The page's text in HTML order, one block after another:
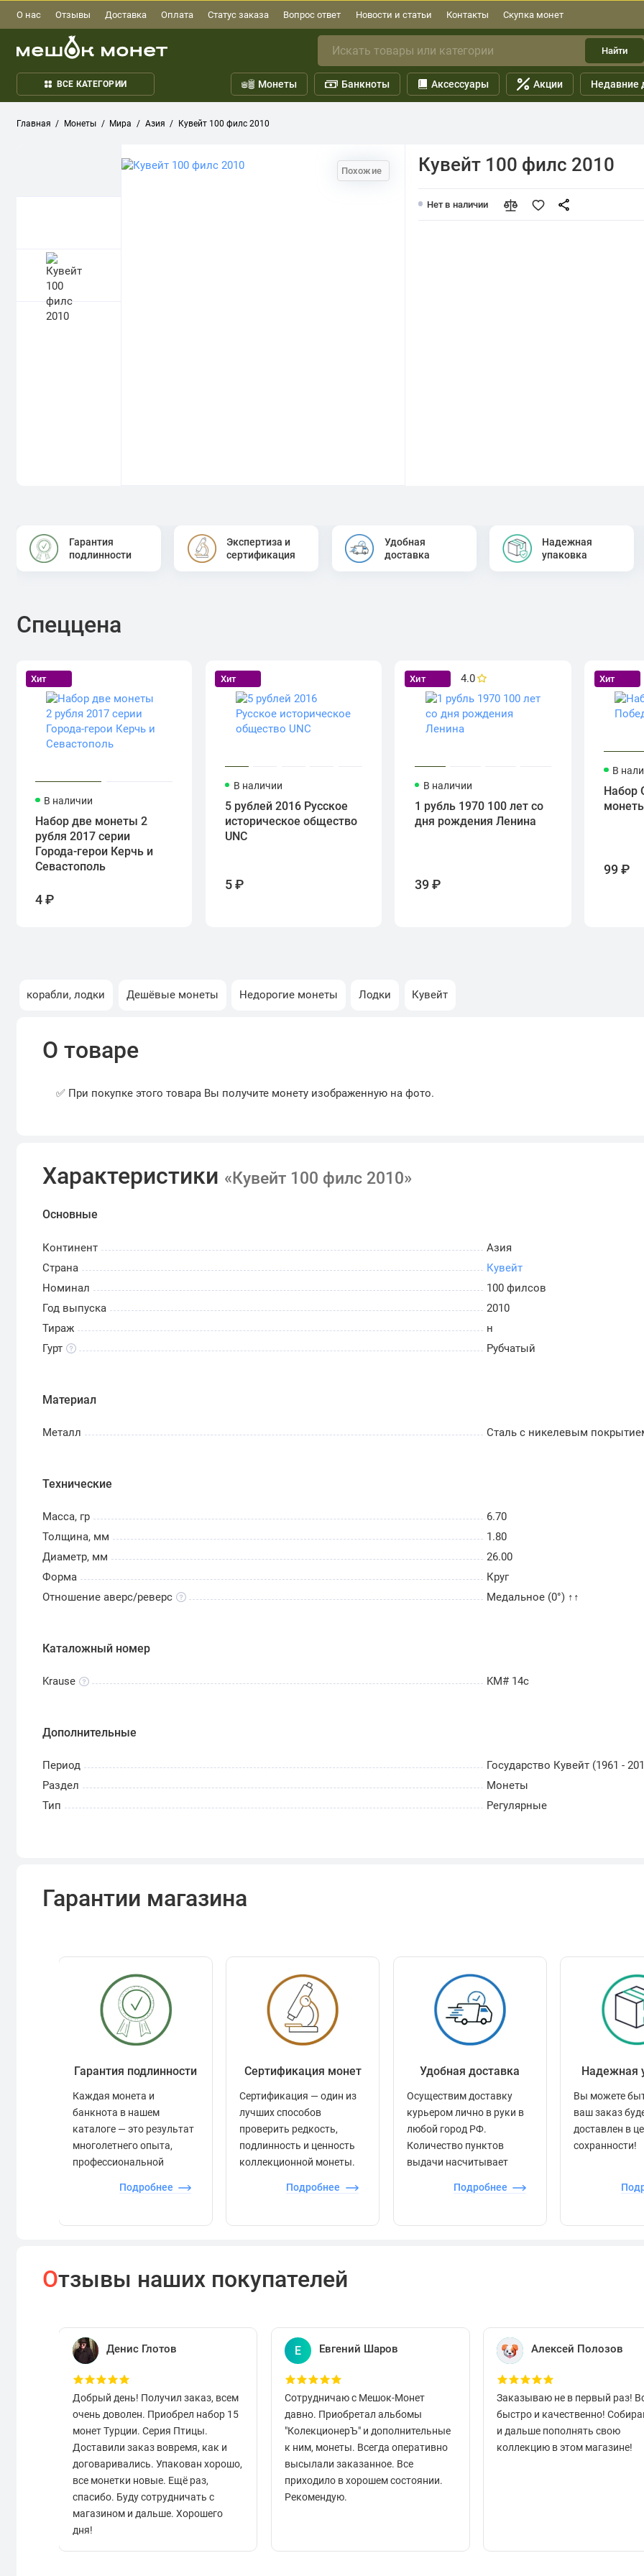
О нас Отзывы Доставка Оплата Статус заказа Вопрос ответ Новости и статьи Контакты Скупка монет
Найти
ВСЕ КАТЕГОРИИ Монеты Банкноты Аксессуары Акции Недавние
Главная Монеты Мира Азия Кувейт 100 филс 2010
Похожие Кувейт 100 филс 2010
Нет в наличии
Гарантия
подлинности
Экспертиза и
сертификация
Удобная
доставка
Надежная
упаковка
Спеццена
Хит
В наличии
Набор две монеты 2
рубля 2017 серии
Города-герои Керчь и
Севастополь
4 ₽
Хит
В наличии
5 рублей 2016 Русское
историческое общество
UNC
5 ₽
Хит 4.0
В наличии
1 рубль 1970 100 лет со
дня рождения Ленина
39 ₽
Хит
В
Набор
99 ₽
корабли, лодки Дешёвые монеты Недорогие монеты Лодки Кувейт
О товаре
✅ При покупке этого товара Вы получите монету изображенную на фото.
Характеристики «Кувейт 100 филс 2010»
Основные
Континент
Азия
Страна
Кувейт
Номинал
100 филсов
Год выпуска
2010
Тираж
н
Гурт
Рубчатый
Материал
Металл Сталь с никелевым
Технические
Масса, гр
6.70
Толщина, мм
1.80
Диаметр, мм
26.00
Форма
Круг
Отношение аверс/реверс
Медальное (0°) ↑↑
Каталожный номер
Krause KM# 14c
Дополнительные
Период
Государство Кувейт (1961 -
Раздел
Монеты
Тип
Регулярные
Гарантии магазина
Гарантия подлинности
Каждая монета и
банкнота в нашем
каталоге — это результат
многолетнего опыта,
профессиональной
контроля.
Подробнее
Сертификация монет
Сертификация — один из
лучших способов
проверить редкость,
подлинность и ценность
коллекционной монеты.
Подробнее
Удобная доставка
Осуществим доставку
курьером лично в руки в
любой город РФ.
Количество пунктов
выдачи насчитывает
всей стране.
Подробнее
Надежная
Вы можете
ваш заказ
доставлен в
сохранности!
Отзывы наших покупателей
Денис Глотов
Добрый день! Получил заказ, всем
очень доволен. Приобрел набор 15
монет Турции. Серия Птицы.
Доставили заказ вовремя, как и
договаривались. Упакован хорошо,
все монетки новые. Ещё раз,
спасибо. Буду сотрудничать с
магазином и дальше. Хорошего
дня!
Е Евгений Шаров
Сотрудничаю с Мешок-Монет
давно. Приобретал альбомы
"КолекционерЪ" и дополнительные
к ним, монеты. Всегда оперативно
высылали заказанное. Все
приходило в хорошем состоянии.
Рекомендую.
Алексей Полозов
Заказываю не в первый раз!
быстро и качественно!
и дальше пополнять свою
коллекцию в этом магазине!